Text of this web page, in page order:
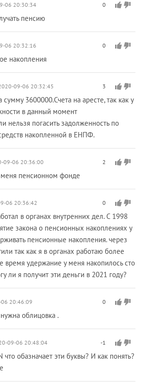
06 20:30:34 0
пенсию
06 20:32:16 0
накопления
09-06 20:32:45 3
3600000.Счета на аресте, так как у
в данный момент
нельзя погасить задолженность по
накопленной в ЕНПФ.
09-06 20:36:00 2
меня пенсионном фонде
06 20:36:42 0
в органах внутренних дел. С 1998
закона о пенсионных накоплениях у
пенсионные накопления. через
так как я в органах работаю более
время удержание у меня накопилось сто
ли я получит эти деньги в 2021 году?
20:46:09 0
облицовка .
09-06 20:48:04 -1
что обазначает эти буквы? И как понять?